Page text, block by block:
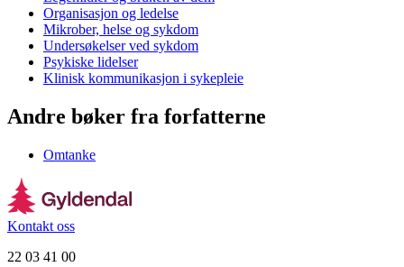
Organisasjon og ledelse
Mikrober, helse og sykdom
Undersøkelser ved sykdom
Psykiske lidelser
Klinisk kommunikasjon i sykepleie
Andre bøker fra forfatterne
Omtanke
Kontakt oss
22 03 41 00